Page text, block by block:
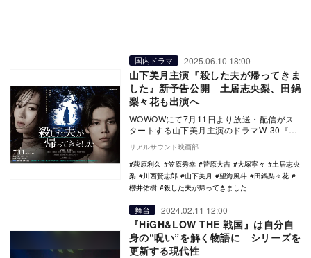
国内ドラマ 2025.06.10 18:00
山下美月主演『殺した夫が帰ってきま
した』新予告公開 土居志央梨、田鍋
梨々花も出演へ
WOWOWにて7月11日より放送・配信がス
タートする山下美月主演のドラマW-30『殺
した夫が帰ってきました』のメインキャス
トとし…
リアルサウンド映画部
萩原利久
笠原秀幸 菅原大吉 大塚寧々
土居志央
梨
川西賢志郎 山下美月 望海風斗
田鍋梨々花
櫻井佑樹
殺した夫が帰ってきました
舞台 2024.02.11 12:00
『HiGH&LOW THE 戦国』は自分自
身の“呪い”を解く物語に シリーズを
更新する現代性